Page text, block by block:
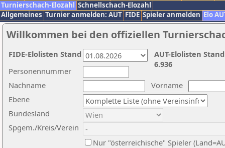
Turnierschach-Elozahl Schnellschach-Elozahl
Allgemeines Turnier anmelden: AUT FIDE Spieler anmelden Elo
Willkommen bei den offiziellen
Nachname
Vorname
Ebene
Personennummer
Bundesland
Spgem./Kreis/Verein
Nur "österreichische" Spieler
AUT-Elolisten
6.936
FIDE-Elolisten Stand